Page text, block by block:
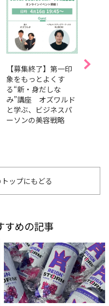
【募集終了】第一印
象をもっとよくす
る“新・身だしな
み”講座 オズワルド
と学ぶ、ビジネスパ
ーソンの美容戦略
【抽
ップにもどる
すめの記事